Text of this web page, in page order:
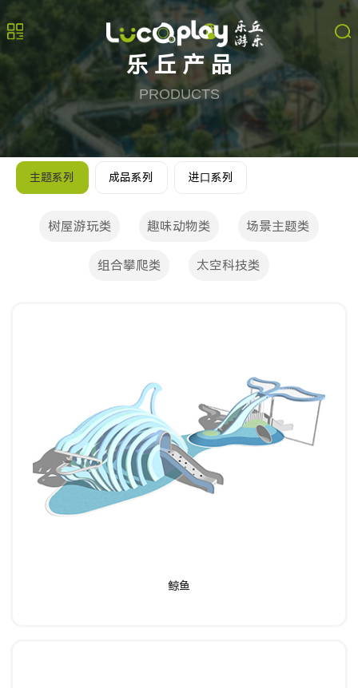
乐丘产品
PRODUCTS
主题系列 成品系列 进⼝系列
树屋游玩类 趣味动物类 场景主题类
组合攀爬类 太空科技类
鲸鱼